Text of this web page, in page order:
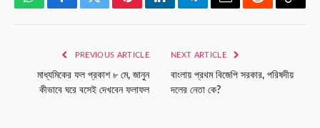
WhatsAppFacebookTwitterPinterestLinkedInTelegramEmailRedditCopy
PREVIOUS ARTICLE
মাধ্যমিকের ফল প্রকাশ ৮ মে, জানুন
কীভাবে ঘরে বসেই দেখবেন ফলাফল
NEXT ARTICLE
বাংলায় প্রথম বিজেপি সরকার, পরিষদীয়
দলের নেতা কে?